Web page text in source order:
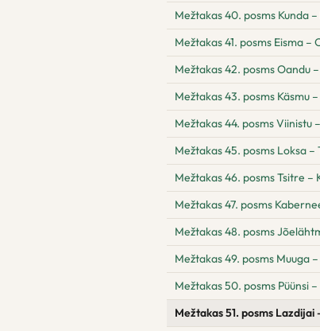
Mežtakas 40. posms Kunda –
Mežtakas 41. posms Eisma –
Mežtakas 42. posms Oandu
Mežtakas 43. posms Käsmu
Mežtakas 44. posms Viinistu
Mežtakas 45. posms Loksa –
Mežtakas 46. posms Tsitre –
Mežtakas 47. posms
Mežtakas 48. posms
Mežtakas 49. posms Muuga –
Mežtakas 50. posms Püünsi –
Mežtakas 51. posms Lazdijai